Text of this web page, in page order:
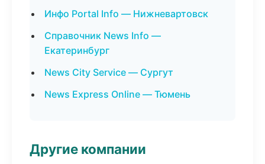
Инфо Portal Info — Нижневартовск
Справочник News Info —
Екатеринбург
News City Service — Сургут
News Express Online — Тюмень
Другие компании